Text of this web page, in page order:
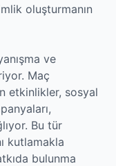
oluşturmanın
ve
Maç
etkinlikler, sosyal
Bu tür
kutlamakla
bulunma